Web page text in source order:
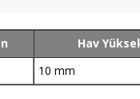
Hav
10 mm